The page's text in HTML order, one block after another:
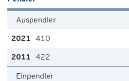
Auspendler
410
422
Einpendler